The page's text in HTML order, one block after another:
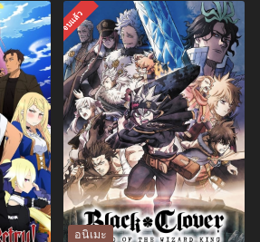
อ
นิ
เมะ
Kaifuku
Jutsushi
no
Yarinaoshi
การ
ล้าง
แค้น
จบแล้ว
อนิเมะ